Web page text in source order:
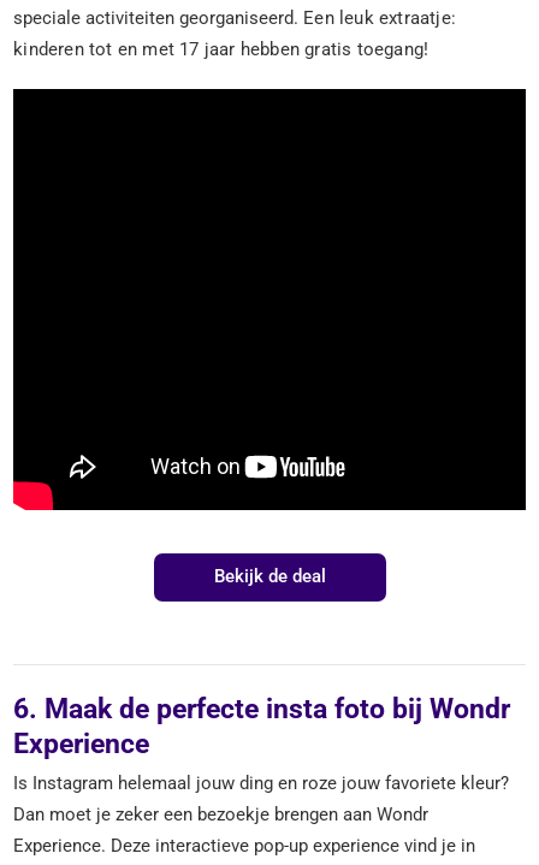
speciale activiteiten georganiseerd. Een leuk extraatje:
kinderen tot en met 17 jaar hebben gratis toegang!
Bekijk de deal
6. Maak de perfecte insta foto bij Wondr
Experience
Is Instagram helemaal jouw ding en roze jouw favoriete kleur?
Dan moet je zeker een bezoekje brengen aan Wondr
Experience. Deze interactieve pop-up experience vind je in